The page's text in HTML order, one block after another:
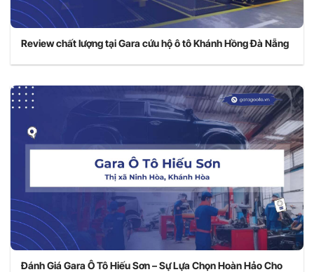
Review chất lượng tại Gara cứu hộ ô tô Khánh Hồng Đà Nẵng
Đánh Giá Gara Ô Tô Hiếu Sơn – Sự Lựa Chọn Hoàn Hảo Cho